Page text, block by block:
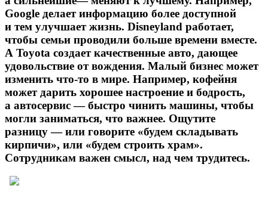
Google делает информацию более доступной
и тем улучшает жизнь. Disneyland работает,
чтобы семьи проводили больше времени вместе.
А Toyota создает качественные авто, дающее
удовольствие от вождения. Малый бизнес может
изменить что-то в мире. Например, кофейня
может дарить хорошее настроение и бодрость,
а автосервис — быстро чинить машины, чтобы
могли заниматься, что важнее. Ощутите
разницу — или говорите «будем складывать
кирпичи», или «будем строить храм».
Сотрудникам важен смысл, над чем трудитесь.